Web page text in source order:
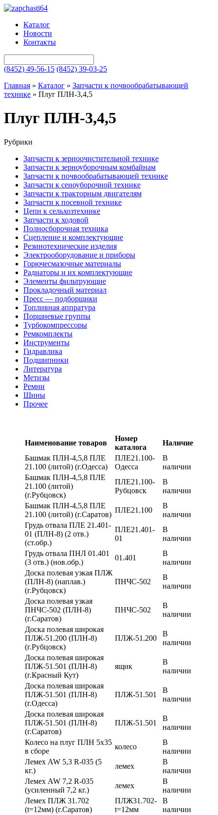
Каталог
Новости
Контакты
(8452) 49-56-15 (8452) 39-03-25
Главная » Каталог » Запчасти к почвообрабатывающей
технике » Плуг ПЛН-3,4,5
Плуг ПЛН-3,4,5
Рубрики
Запчасти к зерноочистительной технике
Запчасти к зерноуборочным комбайнам
Запчасти к почвообрабатывающей технике
Запчасти к сеноуборочной технике
Запчасти к тракторным двигателям
Запчасти к посевной технике
Цепи к сельхозтехнике
Запчасти к ходовой
Полносборочная техника
Сцепление и комплектующие
Резинотехнические изделия
Электрооборудование и приборы
Горючесмазочные материалы
Радиаторы и их комплектующие
Элементы фильтрующие
Прокладочный материал
Пресс — подборщики
Топливная аппратура
Поршневые группы
Турбокомпрессоры
Ремкомплекты
Инструменты
Гидравлика
Подшипники
Литература
Метизы
Ремни
Шины
Прочее
Наименование товаров
Номер
каталога
Наличие
Башмак ПЛН-4,5,8 ПЛЕ
21.100 (литой) (г.Одесса)
ПЛЕ21.100-
Одесса
В
наличии
Башмак ПЛН-4,5,8 ПЛЕ
21.100 (литой)
(г.Рубцовск)
ПЛЕ21.100-
Рубцовск
В
наличии
Башмак ПЛН-4,5,8 ПЛЕ
21.100 (литой) (г.Саратов)
ПЛЕ21.100
В
наличии
Грудь отвала ПЛЕ 21.401-
01 (ПЛН-8) (2 отв.)
(ст.обр.)
ПЛЕ21.401-
01
В
наличии
Грудь отвала ПНЛ 01.401
(3 отв.) (нов.обр.)
01.401
В
наличии
Доска полевая узкая ПЛЖ
(ПЛН-8) (наплав.)
(г.Рубцовск)
ПНЧС-502
В
наличии
Доска полевая узкая
ПНЧС-502 (ПЛН-8)
(г.Саратов)
ПНЧС-502
В
наличии
Доска полевая широкая
ПЛЖ-51.200 (ПЛН-8)
(г.Рубцовск)
ПЛЖ-51.200
В
наличии
Доска полевая широкая
ПЛЖ-51.501 (ПЛН-8)
(г.Красный Кут)
ящик
В
наличии
Доска полевая широкая
ПЛЖ-51.501 (ПЛН-8)
(г.Одесса)
ПЛЖ-51.501
В
наличии
Доска полевая широкая
ПЛЖ-51.501 (ПЛН-8)
(г.Саратов)
ПЛЖ-51.501
В
наличии
Колесо на плуг ПЛН 5х35
в сборе
колесо
В
наличии
Лемех AW 5,3 R-035 (5
кг.)
лемех
В
наличии
Лемех AW 7,2 R-035
(усиленный 7,2 кг.)
лемех
В
наличии
Лемех ПЛЖ 31.702
(t=12мм) (г.Саратов)
ПЛЖ31.702-
t=12мм
В
наличии